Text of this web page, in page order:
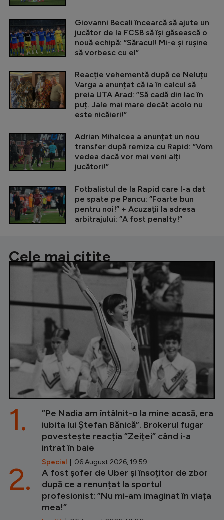
Giovanni Becali încearcă să ajute un
jucător de la FCSB să își găsească o
nouă echipă: ”Săracul! Mi-e și rușine
să vorbesc cu el”
Reacție vehementă după ce Neluțu
Varga a anunțat că ia în calcul să
preia UTA Arad: ”Să cadă din lac în
puț. Jale mai mare decât acolo nu
este nicăieri!”
Adrian Mihalcea a anunțat un nou
transfer după remiza cu Rapid: ”Vom
vedea dacă vor mai veni alți
jucători!”
Fotbalistul de la Rapid care l-a dat
pe spate pe Pancu: ”Foarte bun
pentru noi!” + Acuzații la adresa
arbitrajului: ”A fost penalty!”
Cele mai citite
”Pe Nadia am întâlnit-o la mine acasă, era
iubita lui Ștefan Bănică”. Brokerul fugar
povestește reacția ”Zeiței” când i-a
intrat în baie
Special | 06 August 2026, 19:59
1.
A fost șofer de Uber și însoțitor de zbor
după ce a renunțat la sportul
profesionist: ”Nu mi-am imaginat în viața
mea!”
2.